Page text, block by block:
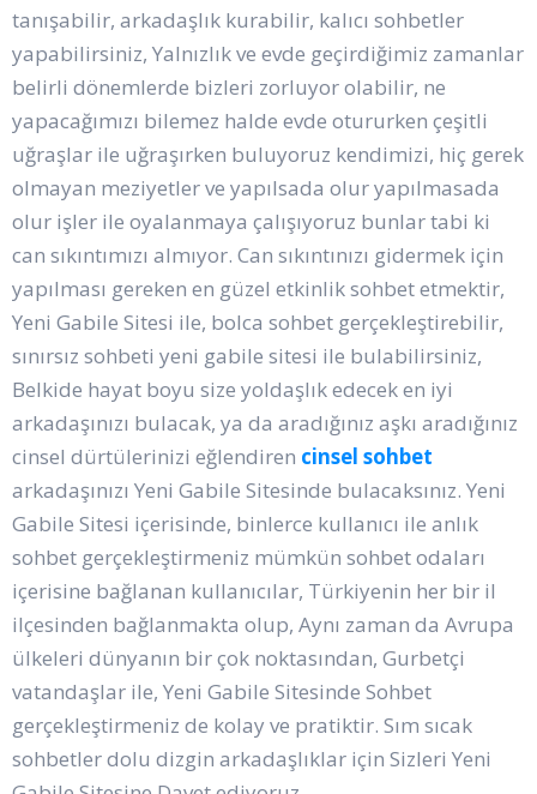
tanışabilir, arkadaşlık kurabilir, kalıcı sohbetler
yapabilirsiniz, Yalnızlık ve evde geçirdiğimiz zamanlar
belirli dönemlerde bizleri zorluyor olabilir, ne
yapacağımızı bilemez halde evde otururken çeşitli
uğraşlar ile uğraşırken buluyoruz kendimizi, hiç gerek
olmayan meziyetler ve yapılsada olur yapılmasada
olur işler ile oyalanmaya çalışıyoruz bunlar tabi ki
can sıkıntımızı almıyor. Can sıkıntınızı gidermek için
yapılması gereken en güzel etkinlik sohbet etmektir,
Yeni Gabile Sitesi ile, bolca sohbet gerçekleştirebilir,
sınırsız sohbeti yeni gabile sitesi ile bulabilirsiniz,
Belkide hayat boyu size yoldaşlık edecek en iyi
arkadaşınızı bulacak, ya da aradığınız aşkı aradığınız
cinsel dürtülerinizi eğlendiren cinsel sohbet
arkadaşınızı Yeni Gabile Sitesinde bulacaksınız. Yeni
Gabile Sitesi içerisinde, binlerce kullanıcı ile anlık
sohbet gerçekleştirmeniz mümkün sohbet odaları
içerisine bağlanan kullanıcılar, Türkiyenin her bir il
ilçesinden bağlanmakta olup, Aynı zaman da Avrupa
ülkeleri dünyanın bir çok noktasından, Gurbetçi
vatandaşlar ile, Yeni Gabile Sitesinde Sohbet
gerçekleştirmeniz de kolay ve pratiktir. Sım sıcak
sohbetler dolu dizgin arkadaşlıklar için Sizleri Yeni